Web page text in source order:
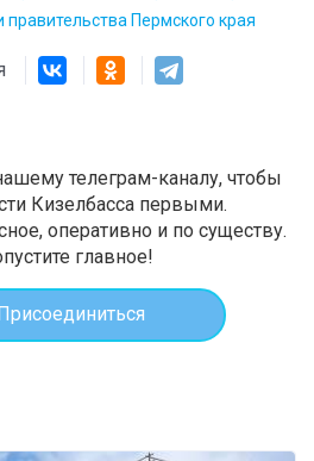
правительства Пермского края
телеграм-каналу, чтобы
Кизелбасса первыми.
оперативно и по существу.
главное!
Присоединиться